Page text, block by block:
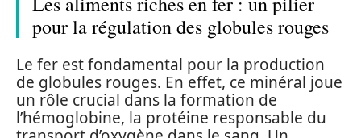
pour la régulation des globules rouges
Le fer est fondamental pour la production
de globules rouges. En effet, ce minéral joue
un rôle crucial dans la formation de
l’hémoglobine, la protéine responsable du